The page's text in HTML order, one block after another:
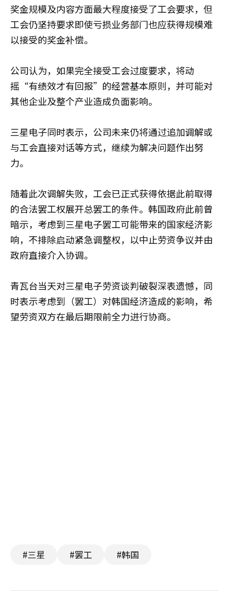
奖金规模及内容方面最大程度接受了工会要求，但
工会仍坚持要求即使亏损业务部门也应获得规模难
以接受的奖金补偿。
公司认为，如果完全接受工会过度要求，将动
摇“有绩效才有回报”的经营基本原则，并可能对
其他企业及整个产业造成负面影响。
三星电子同时表示，公司未来仍将通过追加调解或
与工会直接对话等方式，继续为解决问题作出努
力。
随着此次调解失败，工会已正式获得依据此前取得
的合法罢工权展开总罢工的条件。韩国政府此前曾
暗示，考虑到三星电子罢工可能带来的国家经济影
响，不排除启动紧急调整权，以中止劳资争议并由
政府直接介入协调。
青瓦台当天对三星电子劳资谈判破裂深表遗憾，同
时表示考虑到（罢工）对韩国经济造成的影响，希
望劳资双方在最后期限前全力进行协商。
#三星 #罢工 #韩国